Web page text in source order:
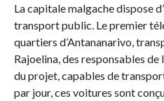
La capitale malgache dispose
transport public. Le premier
quartiers d’Antananarivo,
Rajoelina, des responsables
du projet, capables de
par jour, ces voitures sont